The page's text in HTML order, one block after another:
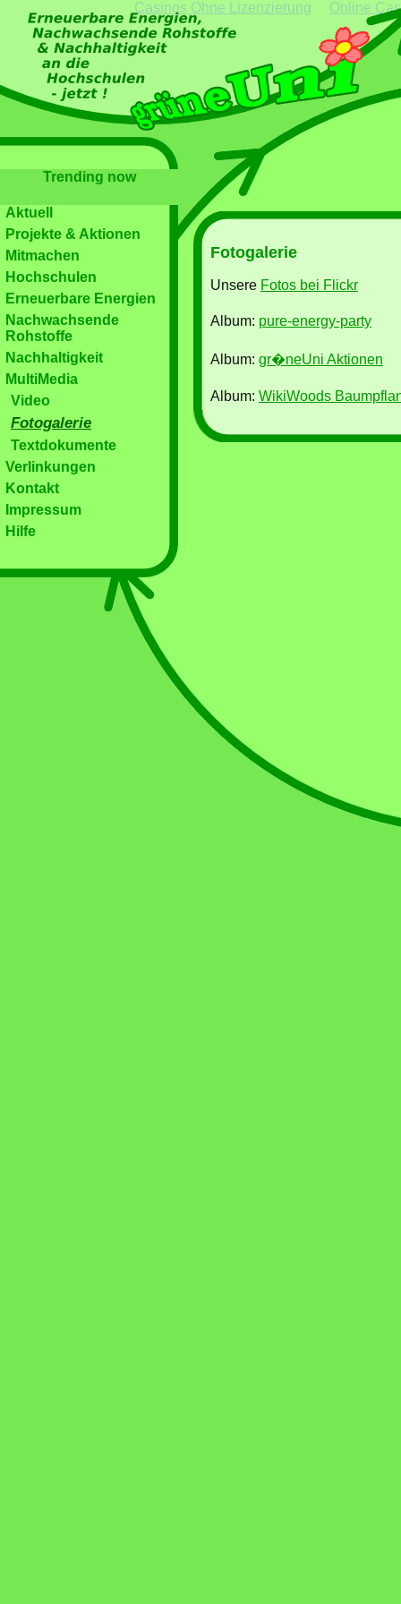
Casinos Ohne Lizenzierung Online
Trending now
Aktuell
Projekte & Aktionen
Mitmachen
Hochschulen
Erneuerbare Energien
Nachwachsende
Rohstoffe
Nachhaltigkeit
MultiMedia
Video
Fotogalerie
Textdokumente
Verlinkungen
Kontakt
Impressum
Hilfe
Fotogalerie
Unsere Fotos bei Flickr
Album: pure-energy-party
Album: gr�neUni Aktionen
Album: WikiWoods